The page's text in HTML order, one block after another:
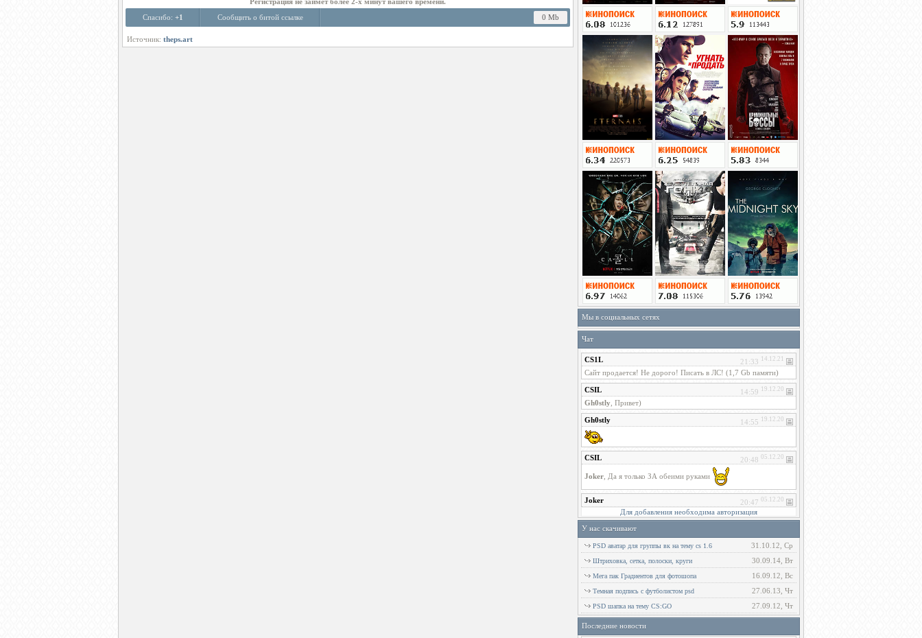
Спасибо: +1 Сообщить о битой ссылке 0 Mb
Источник: theps.art
Мы в социальных сетях
Чат
Для добавления необходима авторизация
У нас скачивают
31.10.12, Ср
PSD аватар для группы вк на тему cs 1.6
30.09.14, Вт
Штриховка, сетка, полоски, круги
16.09.12, Вс
Мега пак Градиентов для фотошопа
27.06.13, Чт
Темная подпись с футболистом psd
27.09.12, Чт
PSD шапка на тему CS:GO
Последние новости